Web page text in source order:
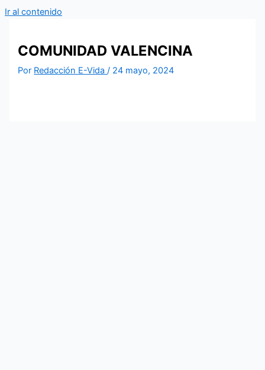
Ir al contenido
COMUNIDAD VALENCINA
Por Redacción E-Vida/ 24 mayo, 2024